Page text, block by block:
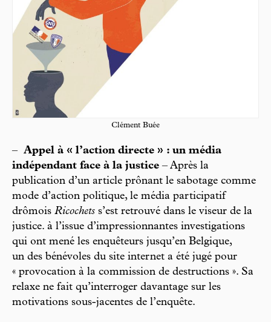
Clément Buée
– Appel à « l’action directe » : un média
indépendant face à la justice – Après la
publication d’un article prônant le sabotage comme
mode d’action politique, le média participatif
drômois Ricochets s’est retrouvé dans le viseur de la
justice. à l’issue d’impressionnantes investigations
qui ont mené les enquêteurs jusqu’en Belgique,
un des bénévoles du site internet a été jugé pour
« provocation à la commission de destructions ». Sa
relaxe ne fait qu’interroger davantage sur les
motivations sous-jacentes de l’enquête.